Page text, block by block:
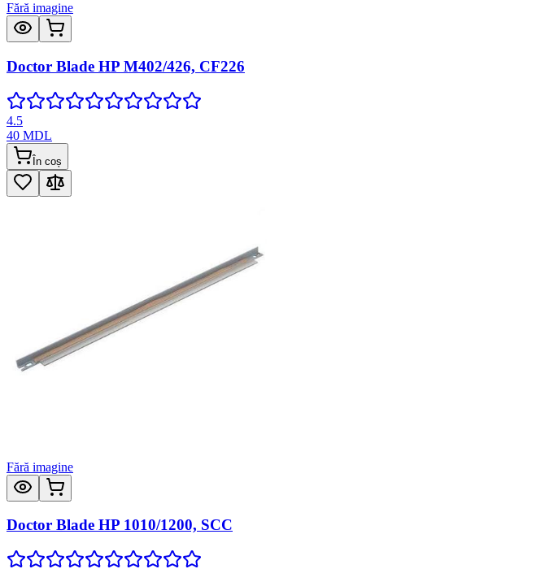
Fără imagine
Doctor Blade HP M402/426, CF226
4.5
40 MDL
În coș
Fără imagine
Doctor Blade HP 1010/1200, SCC